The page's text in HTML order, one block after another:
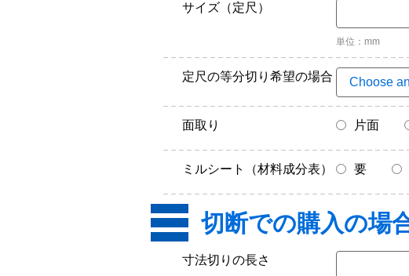
サイズ（定尺）
単位：mm
定尺の等分切り希望の場合
面取り 片面
ミルシート（材料成分表） 要
寸法切りの長さ